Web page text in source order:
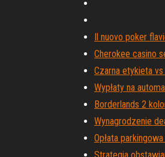
Il nuovo poker
Cherokee casino
Czarna etykieta
Wypłaty na
Borderlands 2
Wynagrodzenie
Opłata